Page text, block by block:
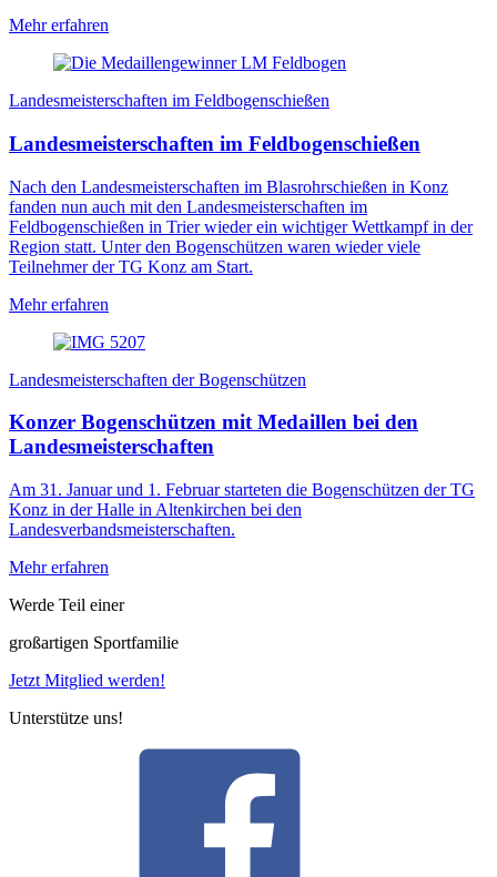
Mehr erfahren
Landesmeisterschaften im Feldbogenschießen
Landesmeisterschaften im Feldbogenschießen
Nach den Landesmeisterschaften im Blasrohrschießen in Konz
fanden nun auch mit den Landesmeisterschaften im
Feldbogenschießen in Trier wieder ein wichtiger Wettkampf in der
Region statt. Unter den Bogenschützen waren wieder viele
Teilnehmer der TG Konz am Start.
Mehr erfahren
Landesmeisterschaften der Bogenschützen
Konzer Bogenschützen mit Medaillen bei den
Landesmeisterschaften
Am 31. Januar und 1. Februar starteten die Bogenschützen der TG
Konz in der Halle in Altenkirchen bei den
Landesverbandsmeisterschaften.
Mehr erfahren
Werde Teil einer
großartigen Sportfamilie
Jetzt Mitglied werden!
Unterstütze uns!